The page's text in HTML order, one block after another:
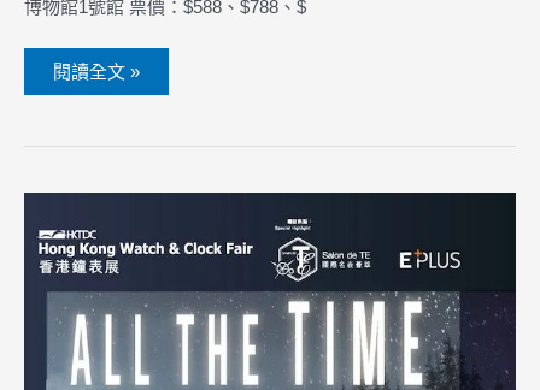
博物館1號館 票價：$588、$788、$
閱讀全文 »
港
鐘
錶
展